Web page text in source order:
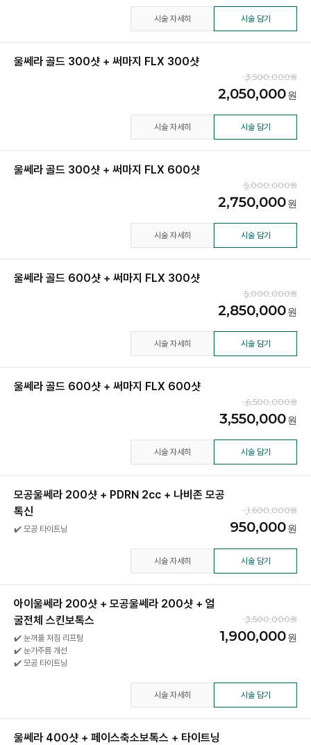
시술 자세히 시술 담기
울쎄라 골드 300샷 + 써마지 FLX 300샷
3,500,000
2,050,000
시술 자세히 시술 담기
울쎄라 골드 300샷 + 써마지 FLX 600샷
5,000,000
2,750,000
시술 자세히 시술 담기
울쎄라 골드 600샷 + 써마지 FLX 300샷
5,000,000
2,850,000
시술 자세히 시술 담기
울쎄라 골드 600샷 + 써마지 FLX 600샷
6,500,000
3,550,000
시술 자세히 시술 담기
모공울쎄라 200샷 + PDRN 2cc + 나비존 모공
톡신
✔️ 모공 타이트닝
1,600,000
950,000
시술 자세히 시술 담기
아이울쎄라 200샷 + 모공울쎄라 200샷 + 얼
굴전체 스킨보톡스
✔️ 눈꺼풀 처짐 리프팅
✔️ 눈가주름 개선
✔️ 모공 타이트닝
3,500,000
1,900,000
시술 자세히 시술 담기
울쎄라 400샷 + 페이스축소보톡스 + 타이트닝